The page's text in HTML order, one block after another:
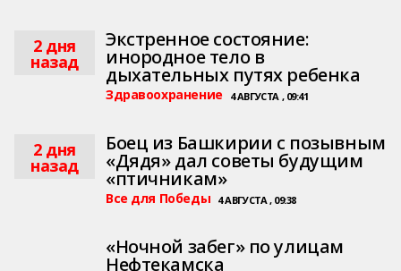
2 дня
назад
Экстренное состояние:
инородное тело в
дыхательных путях ребенка
Здравоохранение 4 АВГУСТА , 09:41
2 дня
назад
Боец из Башкирии с позывным
«Дядя» дал советы будущим
«птичникам»
Все для Победы 4 АВГУСТА , 09:38
«Ночной забег» по улицам
Нефтекамска